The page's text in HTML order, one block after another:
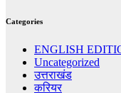
Categories
ENGLISH
Uncategorized
उत्तराखंड
करियर